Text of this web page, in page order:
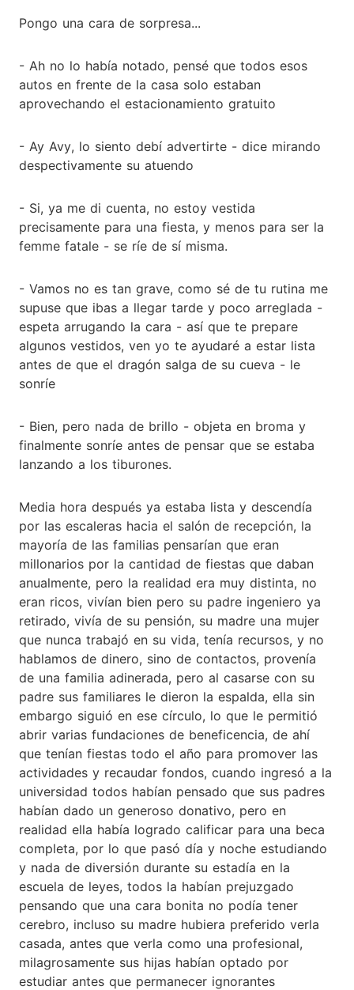
Pongo una cara de sorpresa...
- Ah no lo había notado, pensé que todos esos
autos en frente de la casa solo estaban
aprovechando el estacionamiento gratuito
- Ay Avy, lo siento debí advertirte - dice mirando
despectivamente su atuendo
- Si, ya me di cuenta, no estoy vestida
precisamente para una fiesta, y menos para ser la
femme fatale - se ríe de sí misma.
- Vamos no es tan grave, como sé de tu rutina me
supuse que ibas a llegar tarde y poco arreglada -
espeta arrugando la cara - así que te prepare
algunos vestidos, ven yo te ayudaré a estar lista
antes de que el dragón salga de su cueva - le
sonríe
- Bien, pero nada de brillo - objeta en broma y
finalmente sonríe antes de pensar que se estaba
lanzando a los tiburones.
Media hora después ya estaba lista y descendía
por las escaleras hacia el salón de recepción, la
mayoría de las familias pensarían que eran
millonarios por la cantidad de fiestas que daban
anualmente, pero la realidad era muy distinta, no
eran ricos, vivían bien pero su padre ingeniero ya
retirado, vivía de su pensión, su madre una mujer
que nunca trabajó en su vida, tenía recursos, y no
hablamos de dinero, sino de contactos, provenía
de una familia adinerada, pero al casarse con su
padre sus familiares le dieron la espalda, ella sin
embargo siguió en ese círculo, lo que le permitió
abrir varias fundaciones de beneficencia, de ahí
que tenían fiestas todo el año para promover las
actividades y recaudar fondos, cuando ingresó a la
universidad todos habían pensado que sus padres
habían dado un generoso donativo, pero en
realidad ella había logrado calificar para una beca
completa, por lo que pasó día y noche estudiando
y nada de diversión durante su estadía en la
escuela de leyes, todos la habían prejuzgado
pensando que una cara bonita no podía tener
cerebro, incluso su madre hubiera preferido verla
casada, antes que verla como una profesional,
milagrosamente sus hijas habían optado por
estudiar antes que permanecer ignorantes